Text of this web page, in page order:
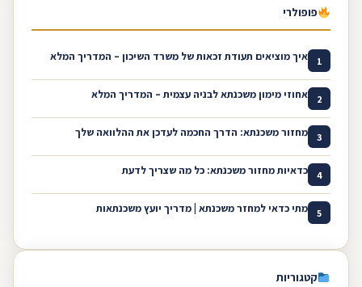
פופולרי
1 איך מוציאים תעודת זכאות של משרד השיכון – המדריך המלא
2 אחוזי מימון משכנתא לבניה עצמית – המדריך המלא
3 מחזור משכנתא: הדרך החכמה לעדכן את ההלוואה שלך
4 כדאיות מחזור משכנתא: כל מה שצריך לדעת
5 מתי כדאי למחזר משכנתא | מדריך יועץ משכנתאות
קטגוריות